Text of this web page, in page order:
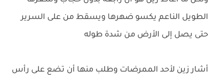
الطويل الناعم يكسو ضهرها ويسقط من على السرير
حتى يصل إلى الأرض من شدة طوله
أشار زين لأحد الممرضات وطلب منها أن تضع على رأس